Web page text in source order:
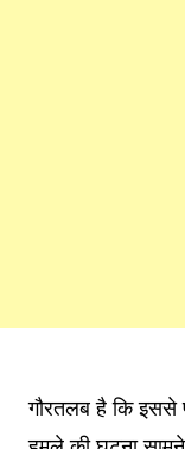
गौरतलब है कि इससे